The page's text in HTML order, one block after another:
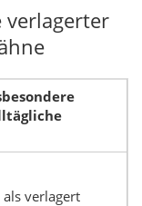
verlagerter
verlagert